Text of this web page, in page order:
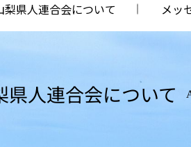
梨県人連合会について メッ
県人連合会について